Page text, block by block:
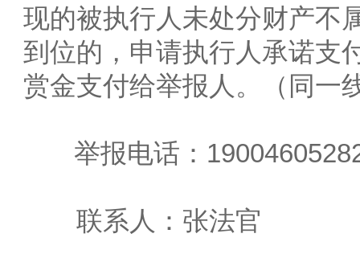
现的被执行人未处分财产不
到位的，申请执行人承诺支
赏金支付给举报人。（同一
举报电话：
联系人：张法官